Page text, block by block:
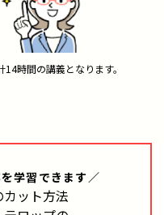
時間の講義となります。
を学習できます／
ット方法